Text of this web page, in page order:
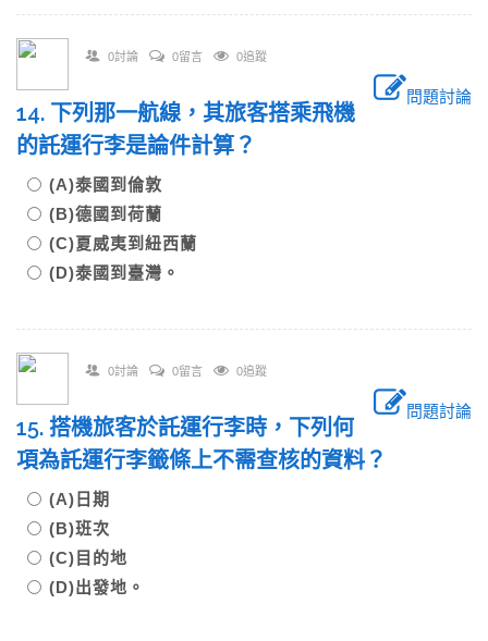
0討論 0留言 0追蹤
問題討論
14. 下列那一航線，其旅客搭乘飛機
的託運行李是論件計算？
(A)泰國到倫敦
(B)德國到荷蘭
(C)夏威夷到紐西蘭
(D)泰國到臺灣。
0討論 0留言 0追蹤
問題討論
15. 搭機旅客於託運行李時，下列何
項為託運行李籤條上不需查核的資料？
(A)日期
(B)班次
(C)目的地
(D)出發地。